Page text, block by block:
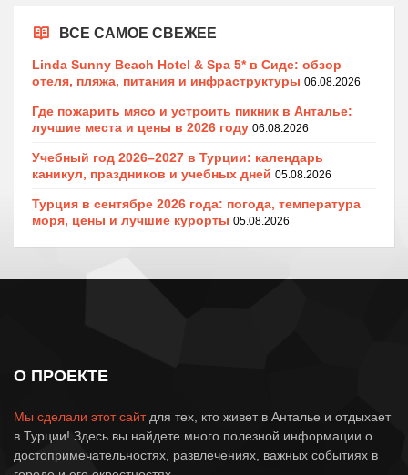
ВСЕ САМОЕ СВЕЖЕЕ
Linda Sunny Beach Hotel & Spa 5* в Сиде: обзор
отеля, пляжа, питания и инфраструктуры 06.08.2026
Где пожарить мясо и устроить пикник в Анталье:
лучшие места и цены в 2026 году 06.08.2026
Учебный год 2026–2027 в Турции: календарь
каникул, праздников и учебных дней 05.08.2026
Турция в сентябре 2026 года: погода, температура
моря, цены и лучшие курорты 05.08.2026
О ПРОЕКТЕ
Мы сделали этот сайтдля тех, кто живет в Анталье и отдыхает
в Турции! Здесь вы найдете много полезной информации о
достопримечательностях, развлечениях, важных событиях в